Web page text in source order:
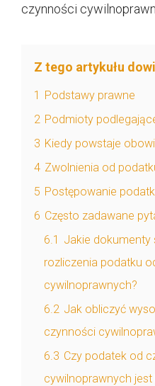
czynności
Z tego artykułu
1 Podstawy prawne
2 Podmioty
3 Kiedy powstaje
4 Zwolnienia od
5 Postępowanie
6 Często zadawane
6.1 Jakie dokumenty
rozliczenia podatku
cywilnoprawnych?
6.2 Jak obliczyć
czynności
6.3 Czy podatek od
cywilnoprawnych